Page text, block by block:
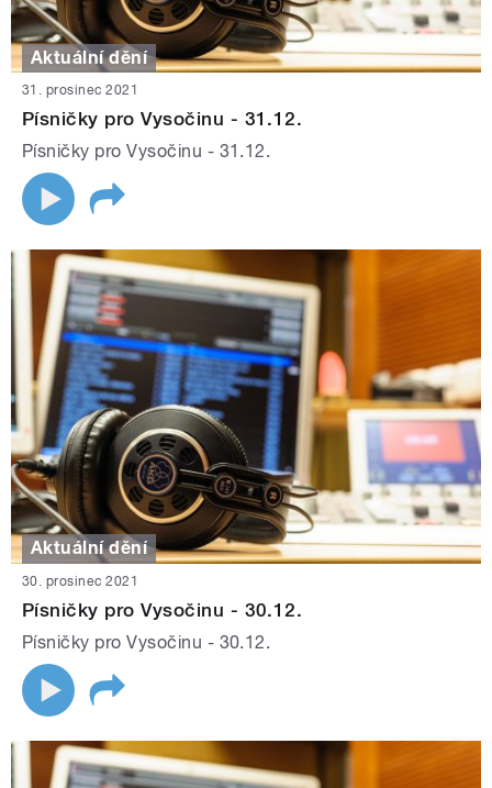
Aktuální dění
31. prosinec 2021
Písničky pro Vysočinu - 31.12.
Písničky pro Vysočinu - 31.12.
Aktuální dění
30. prosinec 2021
Písničky pro Vysočinu - 30.12.
Písničky pro Vysočinu - 30.12.